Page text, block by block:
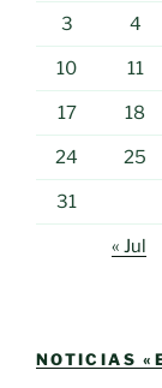
3 4
10 11
17 18
24 25
31
« Jul
NOTICIAS